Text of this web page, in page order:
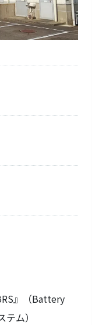
』（Battery
ム）